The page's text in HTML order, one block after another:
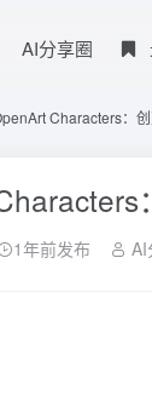
AI分享圈
Characters：
1年前发布 AI